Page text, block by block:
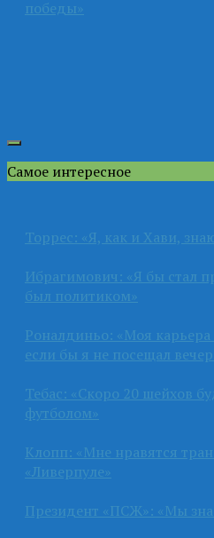
победы»
Самое интересное
Торрес: «Я, как и Хави,
Ибрагимович: «Я бы стал
был политиком»
Роналдиньо: «Моя
если бы я не посещал
Тебас: «Скоро 20 шейхов
футболом»
Клопп: «Мне нравятся
«Ливерпуле»
Президент «ПСЖ»: «Мы